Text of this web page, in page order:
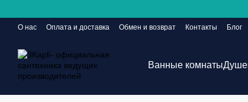
О нас Оплата и доставка Обмен и возврат Контакты Блог
Ванные комнаты